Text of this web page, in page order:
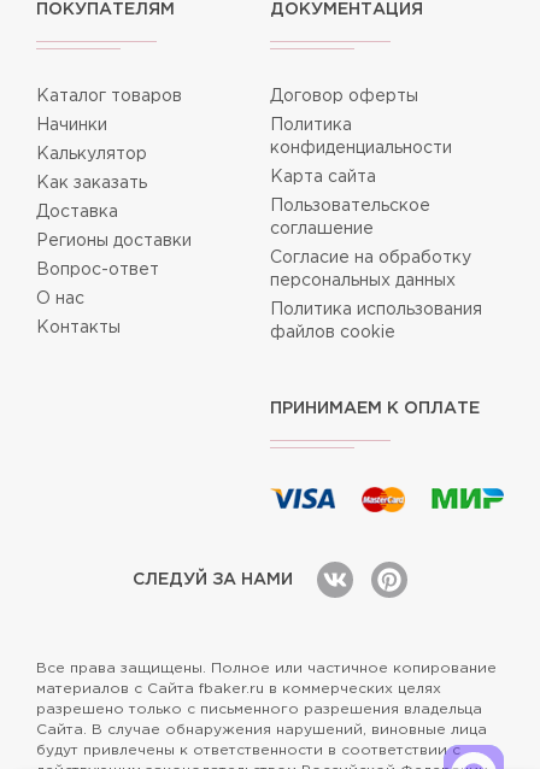
ПОКУПАТЕЛЯМ
Каталог товаров
Начинки
Калькулятор
Как заказать
Доставка
Регионы доставки
Вопрос-ответ
О нас
Контакты
ДОКУМЕНТАЦИЯ
Договор оферты
Политика
конфиденциальности
Карта сайта
Пользовательское
соглашение
Согласие на обработку
персональных данных
Политика использования
файлов cookie
ПРИНИМАЕМ К ОПЛАТЕ
СЛЕДУЙ ЗА НАМИ
Все права защищены. Полное или частичное копирование
материалов с Сайта fbaker.ru в коммерческих целях
разрешено только с письменного разрешения владельца
Сайта. В случае обнаружения нарушений, виновные лица
будут привлечены к ответственности в соответствии с